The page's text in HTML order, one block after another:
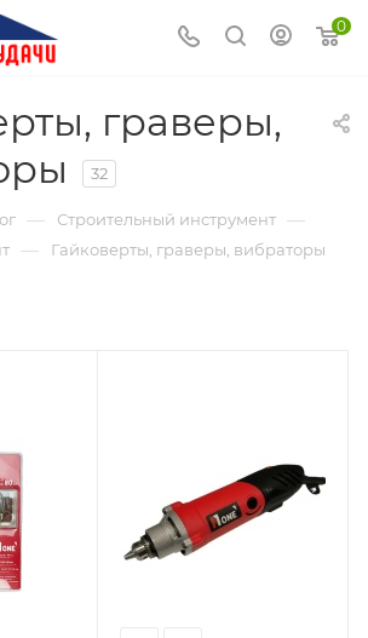
0
граверы,
32
— Строительный инструмент —
— Гайковерты, граверы, вибраторы